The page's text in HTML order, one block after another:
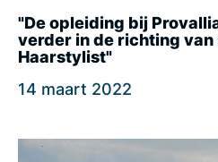
"De opleiding bij
verder in de richting van
Haarstylist"
14 maart 2022